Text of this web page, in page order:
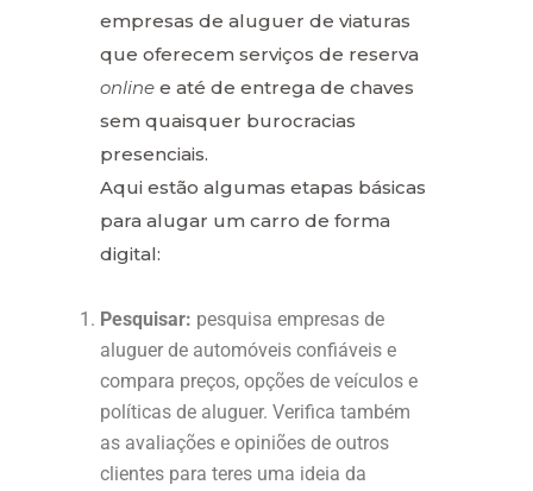
empresas de aluguer de viaturas
que oferecem serviços de reserva
online e até de entrega de chaves
sem quaisquer burocracias
presenciais.
Aqui estão algumas etapas básicas
para alugar um carro de forma
digital:
Pesquisar: pesquisa empresas de
aluguer de automóveis confiáveis e
compara preços, opções de veículos e
políticas de aluguer. Verifica também
as avaliações e opiniões de outros
clientes para teres uma ideia da